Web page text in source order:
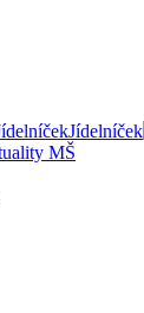
Jídelníček
MŠ